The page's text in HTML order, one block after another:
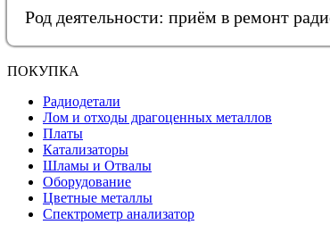
Род деятельности: приём в ремонт
ПОКУПКА
Радиодетали
Лом и отходы драгоценных металлов
Платы
Катализаторы
Шламы и Отвалы
Оборудование
Цветные металлы
Спектрометр анализатор